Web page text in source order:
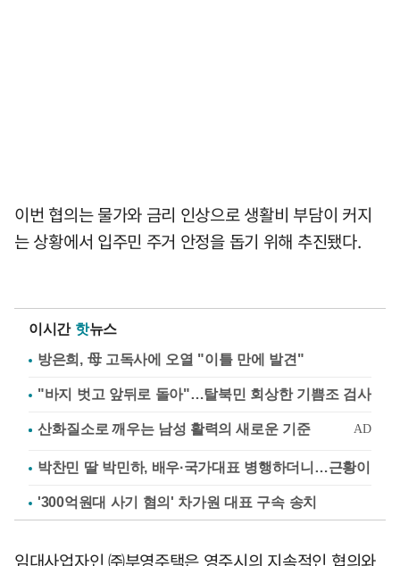
이번 협의는 물가와 금리 인상으로 생활비 부담이 커지
는 상황에서 입주민 주거 안정을 돕기 위해 추진됐다.
이시간 핫뉴스
방은희, 母 고독사에 오열 "이틀 만에 발견"
"바지 벗고 앞뒤로 돌아"…탈북민 회상한 기쁨조 검사
박찬민 딸 박민하, 배우·국가대표 병행하더니…근황이
'300억원대 사기 혐의' 차가원 대표 구속 송치
임대사업자인 ㈜부영주택은 영주시의 지속적인 협의와